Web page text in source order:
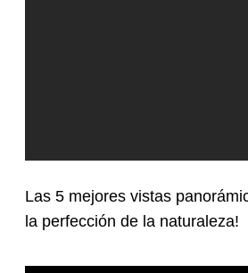
Las 5 mejores vistas
la perfección de la naturaleza!